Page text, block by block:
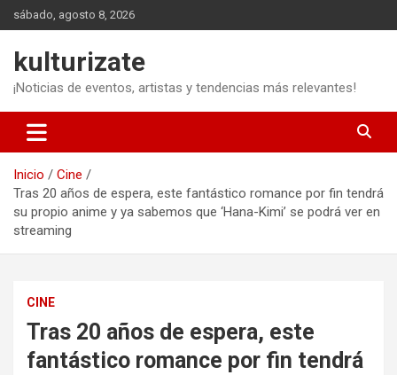
Saltar
al
sábado, agosto 8, 2026
kulturizate
¡Noticias de eventos, artistas y tendencias más relevantes!
Inicio
Cine
Tras 20 años de espera, este fantástico romance por fin tendrá
su propio anime y ya sabemos que ‘Hana-Kimi’ se podrá ver en
streaming
CINE
Tras 20 años de espera, este
fantástico romance por fin tendrá